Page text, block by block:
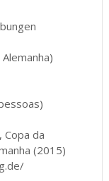
Copa da
(2015)